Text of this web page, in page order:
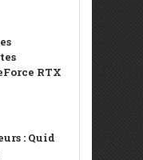
RTX
: Quid